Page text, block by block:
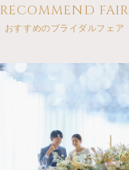
RECOMMEND FAIR
おすすめのブライダルフェア